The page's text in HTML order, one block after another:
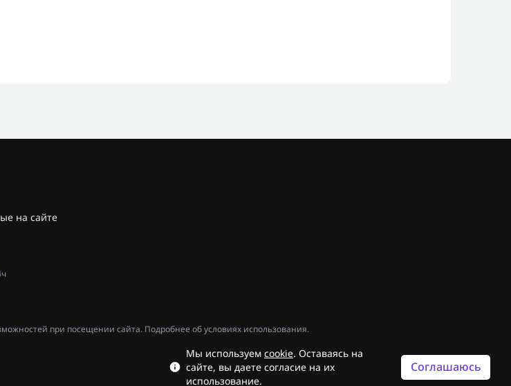
на сайте
при посещении сайта. Подробнее об условиях использования.
Мы используем cookie. Оставаясь на
сайте, вы даете согласие на их
использование.
Соглашаюсь